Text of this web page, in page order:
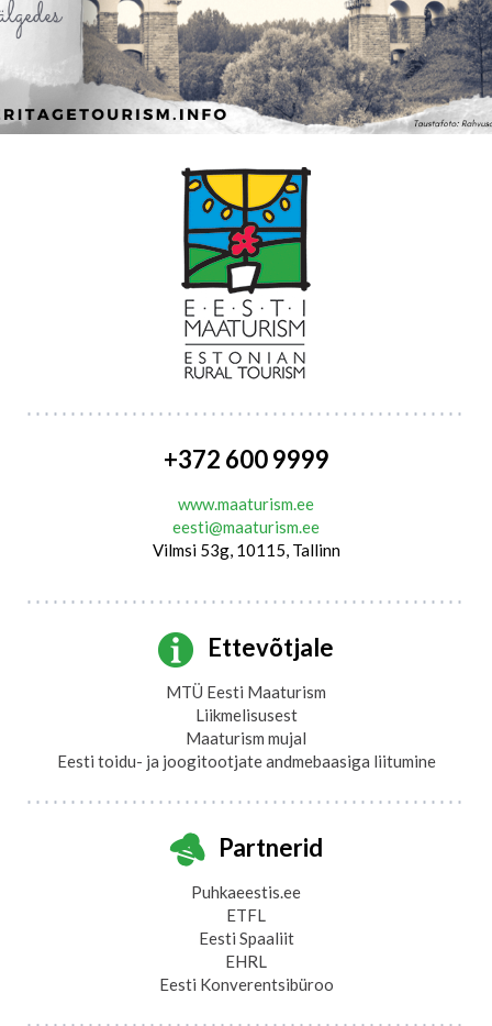
+372 600 9999
www.maaturism.ee
eesti@maaturism.ee
Vilmsi 53g, 10115, Tallinn
Ettevõtjale
MTÜ Eesti Maaturism
Liikmelisusest
Maaturism mujal
Eesti toidu- ja joogitootjate andmebaasiga liitumine
Partnerid
Puhkaeestis.ee
ETFL
Eesti Spaaliit
EHRL
Eesti Konverentsibüroo